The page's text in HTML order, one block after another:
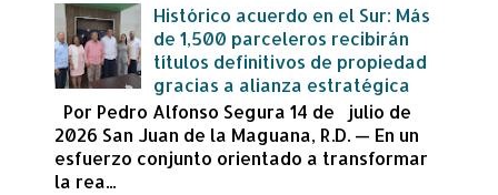
Histórico acuerdo en el Sur: Más
de 1,500 parceleros recibirán
títulos definitivos de propiedad
gracias a alianza estratégica
Por Pedro Alfonso Segura 14 de julio de
2026 San Juan de la Maguana, R.D. — En un
esfuerzo conjunto orientado a transformar
la rea...